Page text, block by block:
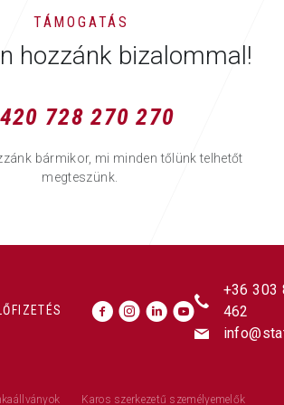
TÁMOGATÁS
hozzánk bizalommal!
728 270 270
bármikor, mi minden tőlünk telhetőt
megteszünk.
+36 303
462
Karos szerkezetű személyemelők